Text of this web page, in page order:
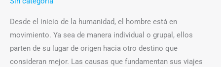
Desde el inicio de la humanidad, el hombre está en
movimiento. Ya sea de manera individual o grupal, ellos
parten de su lugar de origen hacia otro destino que
consideran mejor. Las causas que fundamentan sus viajes